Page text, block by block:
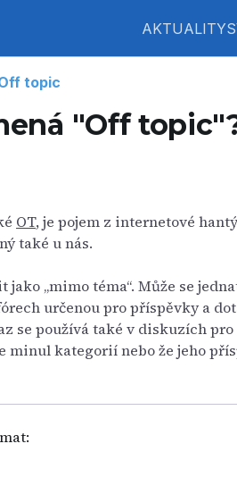
AKTUALITY
topic
"Off
OT, je pojem z internetové
také u nás.
jako „mimo téma“. Může se
určenou pro příspěvky a
se používá také v diskuzích
minul kategorií nebo že jeho